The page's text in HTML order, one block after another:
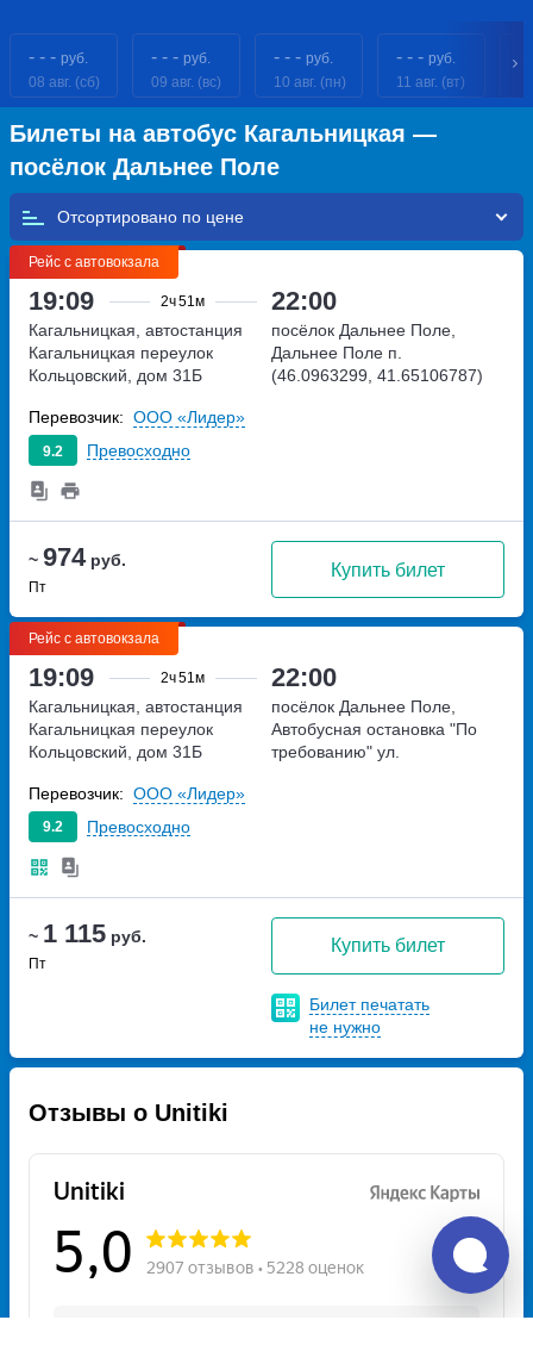
- - - руб.
08 авг. (сб)
- - - руб.
09 авг. (вс)
- - - руб.
10 авг. (пн)
- - - руб.
11 авг. (вт)
Билеты на автобус Кагальницкая —
посёлок Дальнее Поле
Отсортировано по
Рейс с автовокзала
19:09 2ч51м 22:00
~ 974руб.
Пт
Купить билет
Кагальницкая, автостанция
Кагальницкая переулок
Кольцовский, дом 31Б
посёлок Дальнее Поле,
Дальнее Поле п.
(46.0963299, 41.65106787)
9.2 Превосходно
Перевозчик: ООО «Лидер»
Рейс с автовокзала
19:09 2ч51м 22:00
~ 1 115 руб.
Пт
Купить билет
Билет печатать
не нужно
Кагальницкая, автостанция
Кагальницкая переулок
Кольцовский, дом 31Б
посёлок Дальнее Поле,
Автобусная остановка "По
требованию" ул.
9.2 Превосходно
Перевозчик: ООО «Лидер»
Отзывы о Unitiki